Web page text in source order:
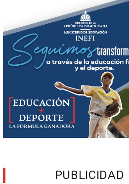
PUBLICIDAD